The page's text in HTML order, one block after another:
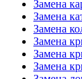
Замена
Замена
Замена
Замена
Замена
Замена